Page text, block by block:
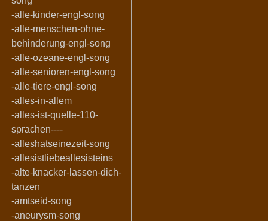
-alle-kinder-engl-song
-alle-menschen-ohne-
behinderung-engl-song
-alle-ozeane-engl-song
-alle-senioren-engl-song
-alle-tiere-engl-song
-alles-in-allem
-alles-ist-quelle-110-
sprachen----
-alleshatseinezeit-song
-allesistliebeallesisteins
-alte-knacker-lassen-dich-
tanzen
-amtseid-song
-aneurysm-song